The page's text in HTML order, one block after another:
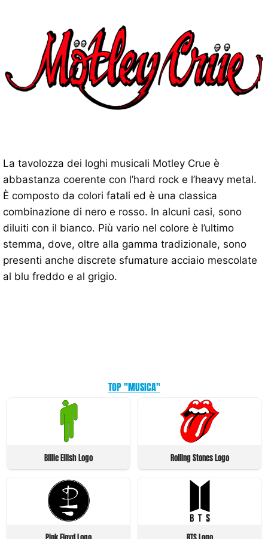
La tavolozza dei loghi musicali Motley Crue è
abbastanza coerente con l’hard rock e l’heavy metal.
È composto da colori fatali ed è una classica
combinazione di nero e rosso. In alcuni casi, sono
diluiti con il bianco. Più vario nel colore è l’ultimo
stemma, dove, oltre alla gamma tradizionale, sono
presenti anche discrete sfumature acciaio mescolate
al blu freddo e al grigio.
TOP "MUSICA"
Billie Eilish Logo Rolling Stones Logo